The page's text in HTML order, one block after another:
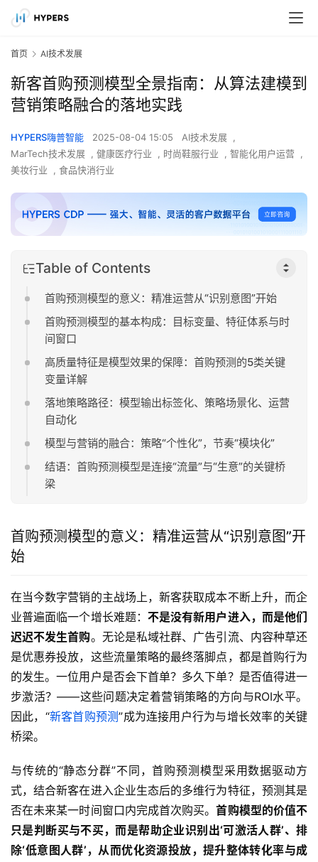
首页 AI技术发展
新客首购预测模型全景指南：从算法建模到
营销策略融合的落地实践
HYPERS嗨普智能 2025-08-04 15:05 AI技术发展 ,
MarTech技术发展 , 健康医疗行业 , 时尚鞋服行业 , 智能化用户运营 ,
美妆行业
, 食品快消行业
Table of Contents
首购预测模型的意义：精准运营从“识别意图”开始
首购预测模型的基本构成：目标变量、特征体系与时
间窗口
高质量特征是模型效果的保障：首购预测的5类关键
变量详解
落地策略路径：模型输出标签化、策略场景化、运营
自动化
模型与营销的融合：策略“个性化”，节奏“模块化”
结语：首购预测模型是连接“流量”与“生意”的关键桥
梁
首购预测模型的意义：精准运营从“识别意图”开
始
在当今数字营销的主战场上，新客获取成本不断上升，而企
业普遍面临一个增长难题： 不是没有新用户进入，而是他们
迟迟不发生首购。无论是私域社群、广告引流、内容种草还
是优惠券投放，这些流量策略的最终落脚点，都是首购行为
的发生。一位用户是否会下首单？多久下单？是否值得进一
步激活？——这些问题决定着营销策略的方向与ROI水平。
因此，“新客首购预测”成为连接用户行为与增长效率的关键
桥梁。
与传统的“静态分群”不同，首购预测模型采用数据驱动方
式，结合新客在进入企业生态后的多维行为特征，预测其是
否在未来某一时间窗口内完成首次购买。首购模型的价值不
只是判断买与不买，而是帮助企业识别出‘可激活人群’、排
除‘低意图人群’，从而优化资源投放，提升整体转化率与成